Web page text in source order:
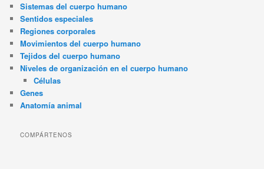
Sistemas del cuerpo humano
Sentidos especiales
Regiones corporales
Movimientos del cuerpo humano
Tejidos del cuerpo humano
Niveles de organización en el cuerpo humano
Células
Genes
Anatomía animal
COMPÁRTENOS